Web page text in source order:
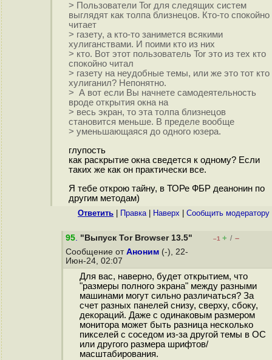
> Пользователи Tor для следящих систем
выглядят как толпа близнецов. Кто-то спокойно
читает
> газету, а кто-то занимется всякими
хулиганствами. И поими кто из них
> кто. Вот этот пользователь Tor это из тех кто
спокойно читал
> газету на неудобные темы, или же это тот кто
хулиганил? Непонятно.
> А вот если Вы начнете самодеятельность
вроде открытия окна на
> весь экран, то эта толпа близнецов
становится меньше. В пределе вообще
> уменьшающаяся до одного юзера.
глупость
как раскрытие окна сведется к одному? Если
таких же как он практически все.
Я тебе открою тайну, в ТОРе ФБР деанонин по
другим методам)
Ответить Правка| Наверх Cообщить модератору
95. "Выпуск Tor Browser 13.5" –1 + / –
Сообщение от Аноним (-), 22-
Июн-24, 02:07
Для вас, наверно, будет открытием, что
"размеры полного экрана" между разными
машинами могут сильно различаться? За
счет разных панелей снизу, сверху, сбоку,
декораций. Даже с одинаковым размером
монитора может быть разница несколько
пикселей с соседом из-за другой темы в ОС
или другого размера шрифтов/
масштабирования.